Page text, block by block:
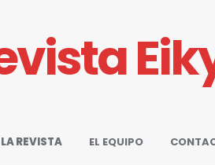
REVISTA EL EQUIPO